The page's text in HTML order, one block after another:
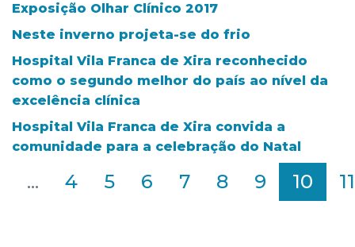
Exposição Olhar Clínico 2017
Neste inverno projeta-se do frio
Hospital Vila Franca de Xira reconhecido
como o segundo melhor do país ao nível da
excelência clínica
Hospital Vila Franca de Xira convida a
comunidade para a celebração do Natal
... 4 5 6 7 8 9 10 11